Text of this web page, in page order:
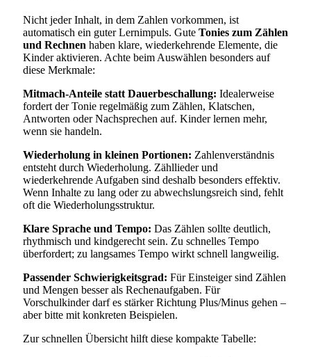
Nicht jeder Inhalt, in dem Zahlen vorkommen, ist
automatisch ein guter Lernimpuls. Gute Tonies zum Zählen
und Rechnen haben klare, wiederkehrende Elemente, die
Kinder aktivieren. Achte beim Auswählen besonders auf
diese Merkmale:
Mitmach-Anteile statt Dauerbeschallung: Idealerweise
fordert der Tonie regelmäßig zum Zählen, Klatschen,
Antworten oder Nachsprechen auf. Kinder lernen mehr,
wenn sie handeln.
Wiederholung in kleinen Portionen: Zahlenverständnis
entsteht durch Wiederholung. Zähllieder und
wiederkehrende Aufgaben sind deshalb besonders effektiv.
Wenn Inhalte zu lang oder zu abwechslungsreich sind, fehlt
oft die Wiederholungsstruktur.
Klare Sprache und Tempo: Das Zählen sollte deutlich,
rhythmisch und kindgerecht sein. Zu schnelles Tempo
überfordert; zu langsames Tempo wirkt schnell langweilig.
Passender Schwierigkeitsgrad: Für Einsteiger sind Zählen
und Mengen besser als Rechenaufgaben. Für
Vorschulkinder darf es stärker Richtung Plus/Minus gehen –
aber bitte mit konkreten Beispielen.
Zur schnellen Übersicht hilft diese kompakte Tabelle: